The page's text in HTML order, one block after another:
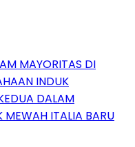
MAYORITAS DI
INDUK
DALAM
MEWAH ITALIA BARU